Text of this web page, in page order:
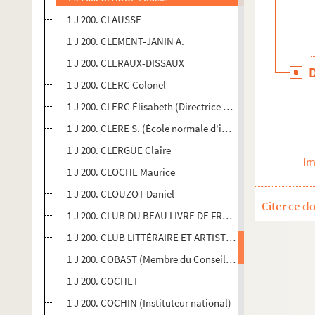
1 J 200. CLAUSSE
1 J 200. CLEMENT-JANIN A.
1 J 200. CLERAUX-DISSAUX
1 J 200. CLERC Colonel
1 J 200. CLERC Élisabeth (Directrice de la bibliothèque
1 J 200. CLERE S. (École normale d'institutrices à Mont-
1 J 200. CLERGUE Claire
1 J 200. CLOCHE Maurice
1 J 200. CLOUZOT Daniel
1 J 200. CLUB DU BEAU LIVRE DE FRANCE (Yves Petit-
1 J 200. CLUB LITTÉRAIRE ET ARTISTIQUE DE FRANCE (P.
1 J 200. COBAST (Membre du Conseil Supérieur de
1 J 200. COCHET
1 J 200. COCHIN (Instituteur national)
Citer ce